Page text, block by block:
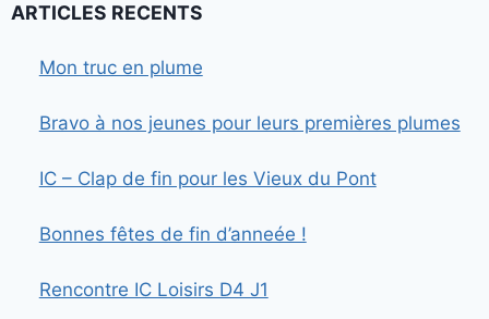
ARTICLES RECENTS
Mon truc en plume
Bravo à nos jeunes pour leurs premières plumes
IC – Clap de fin pour les Vieux du Pont
Bonnes fêtes de fin d’anneée !
Rencontre IC Loisirs D4 J1